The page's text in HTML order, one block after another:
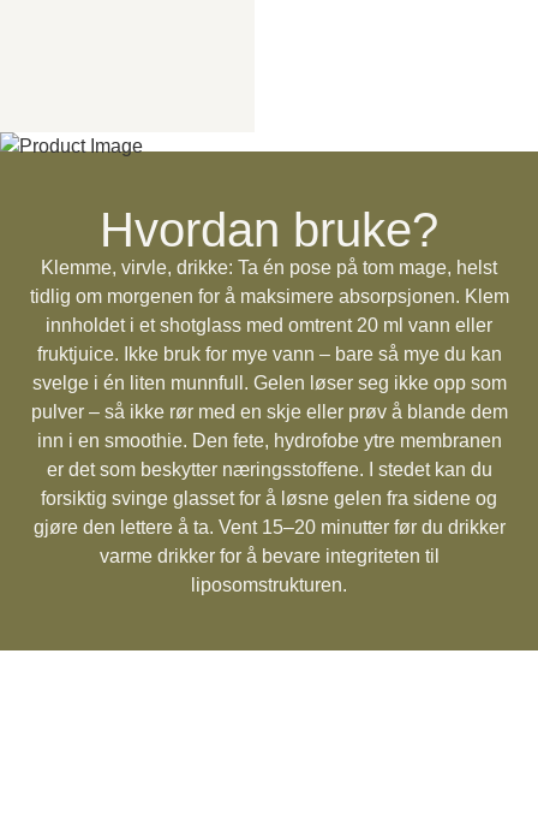
Hvordan bruke?
Klemme, virvle, drikke: Ta én pose på tom mage, helst
tidlig om morgenen for å maksimere absorpsjonen. Klem
innholdet i et shotglass med omtrent 20 ml vann eller
fruktjuice. Ikke bruk for mye vann – bare så mye du kan
svelge i én liten munnfull. Gelen løser seg ikke opp som
pulver – så ikke rør med en skje eller prøv å blande dem
inn i en smoothie. Den fete, hydrofobe ytre membranen
er det som beskytter næringsstoffene. I stedet kan du
forsiktig svinge glasset for å løsne gelen fra sidene og
gjøre den lettere å ta. Vent 15–20 minutter før du drikker
varme drikker for å bevare integriteten til
liposomstrukturen.